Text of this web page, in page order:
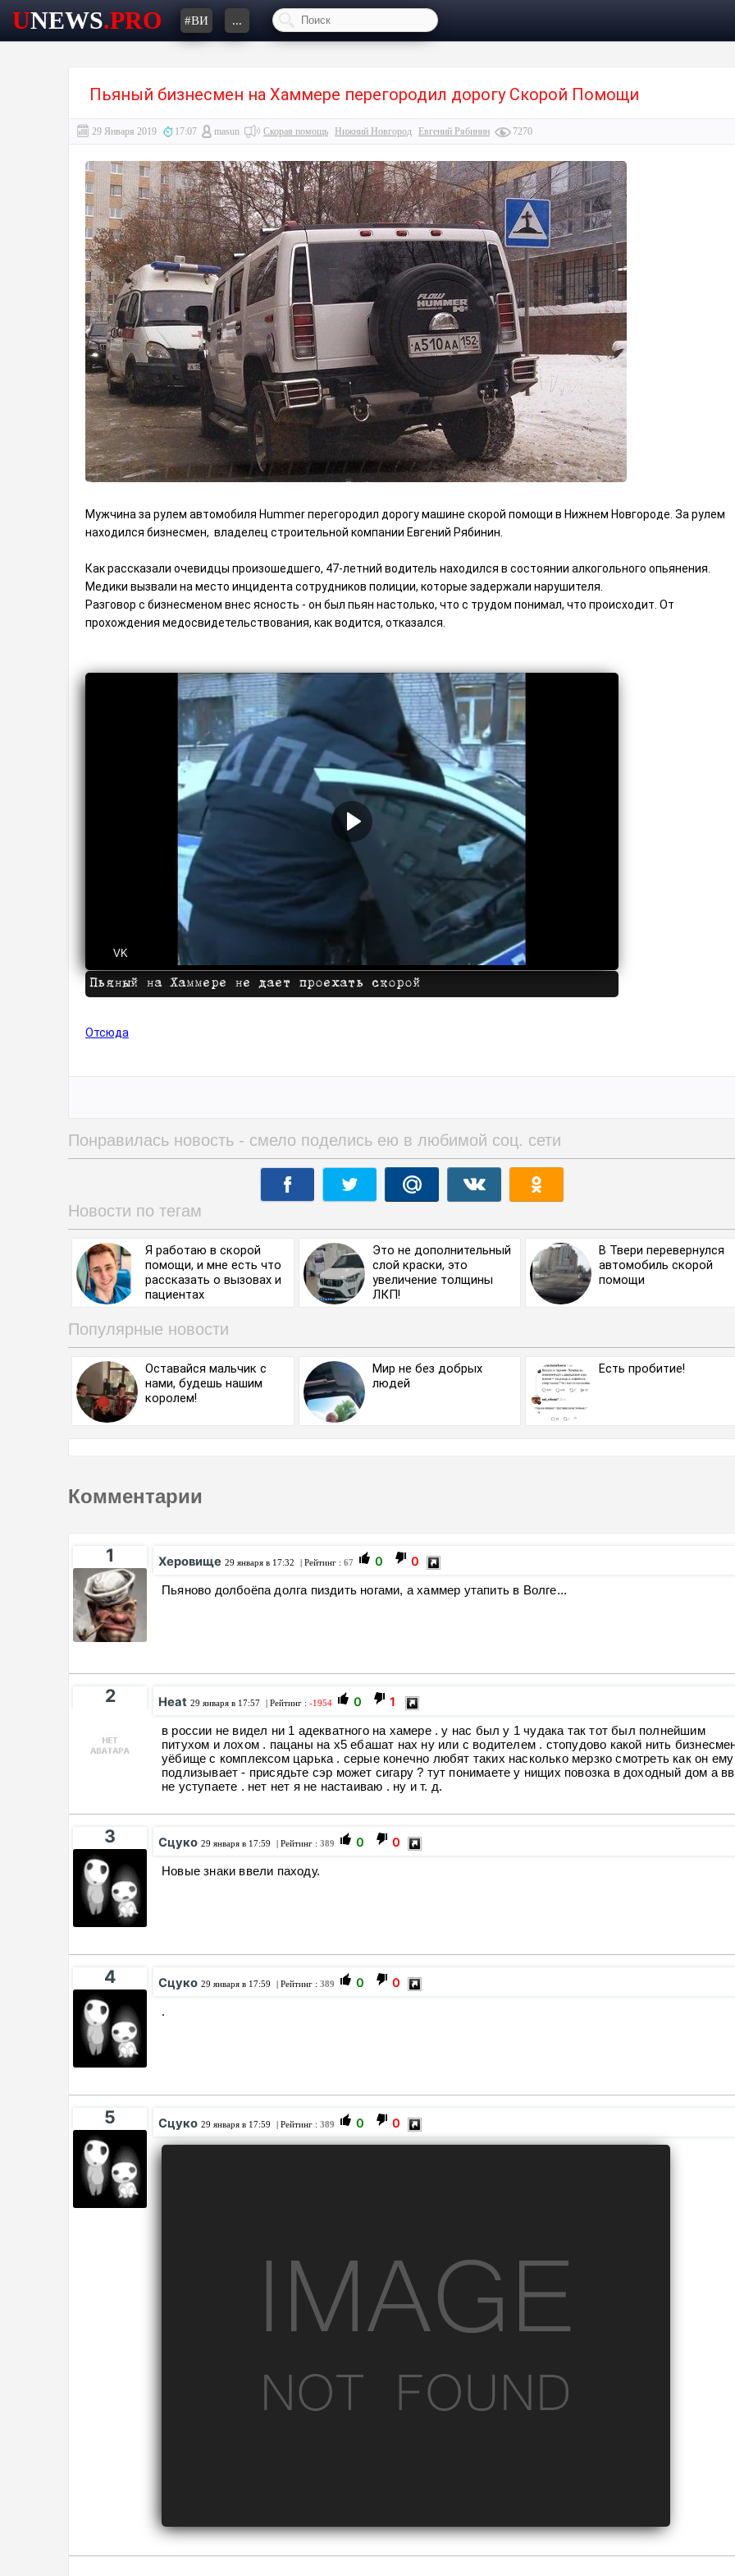
UNEWS.PRO #ВИ ...
Пьяный бизнесмен на Хаммере перегородил дорогу Скорой Помощи
29 Января 2019 17:07 masun Скорая помощь Нижний Новгород Евгений Рябинин 7270
Мужчина за рулем автомобиля Hummer перегородил дорогу машине скорой помощи в Нижнем Новгороде. За рулем
находился бизнесмен, владелец строительной компании Евгений Рябинин.
Как рассказали очевидцы произошедшего, 47-летний водитель находился в состоянии алкогольного опьянения.
Медики вызвали на место инцидента сотрудников полиции, которые задержали нарушителя.
Разговор с бизнесменом внес ясность - он был пьян настолько, что с трудом понимал, что происходит. От
прохождения медосвидетельствования, как водится, отказался.
VK
Пьяный на Хаммере не дает проехать скорой
Отсюда
Понравилась новость - смело поделись ею в любимой соц. сети
Новости по тегам
Я работаю в скорой
помощи, и мне есть что
рассказать о вызовах и
пациентах
Это не дополнительный
слой краски, это
увеличение толщины
ЛКП!
В Твери перевернулся
автомобиль скорой
помощи
Популярные новости
Оставайся мальчик с
нами, будешь нашим
королем!
Мир не без добрых
людей
Есть пробитие!
Комментарии
1 Херовище 29 января в 17:32 | Рейтинг : 67 0 0
Пьяново долбоёпа долга пиздить ногами, а хаммер утапить в Волге...
2 Heat 29 января в 17:57 | Рейтинг : -1954 0 1
в россии не видел ни 1 адекватного на хамере . у нас был у 1 чудака так тот был полнейшим
питухом и лохом . пацаны на x5 ебашат нах ну или с водителем . стопудово какой нить
уёбище с комплексом царька . серые конечно любят таких насколько мерзко смотреть как он ему
подлизывает - присядьте сэр может сигару ? тут понимаете у нищих повозка в доходный дом а вв
не уступаете . нет нет я не настаиваю . ну и т. д.
3 Сцуко 29 января в 17:59 | Рейтинг : 389 0 0
Новые знаки ввели паходу.
4 Сцуко 29 января в 17:59 | Рейтинг : 389 0 0
.
5 Сцуко 29 января в 17:59 | Рейтинг : 389 0 0